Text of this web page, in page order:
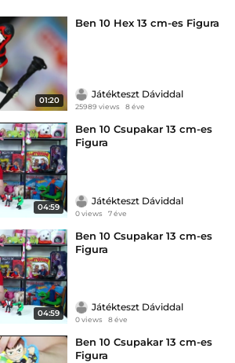
01:20
Ben 10 Hex 13 cm-es Figura
Játékteszt Dáviddal
25989 views 8 éve
04:59
Ben 10 Csupakar 13 cm-es
Figura
Játékteszt Dáviddal
0 views 7 éve
04:59
Ben 10 Csupakar 13 cm-es
Figura
Játékteszt Dáviddal
0 views 8 éve
Ben 10 Csupakar 13 cm-es
Figura